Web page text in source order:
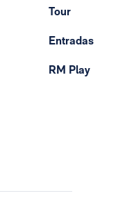
Tour
Entradas
RM Play